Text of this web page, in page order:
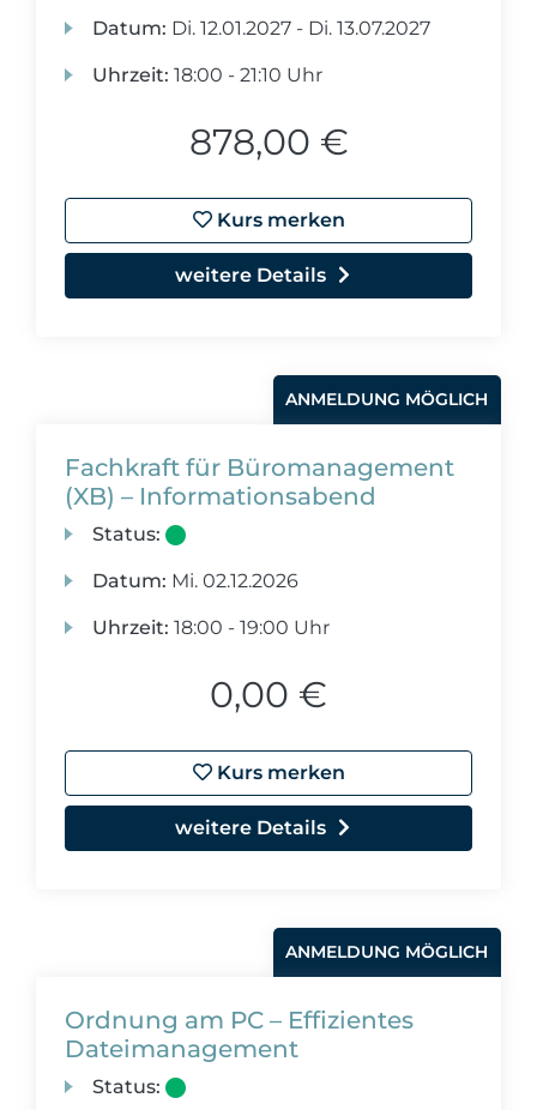
Datum: Di. 12.01.2027 - Di. 13.07.2027
Uhrzeit: 18:00 - 21:10 Uhr
878,00 €
Kurs merken
weitere Details
ANMELDUNG MÖGLICH
Fachkraft für Büromanagement
(XB) – Informationsabend
Status:
Datum: Mi. 02.12.2026
Uhrzeit: 18:00 - 19:00 Uhr
0,00 €
Kurs merken
weitere Details
ANMELDUNG MÖGLICH
Ordnung am PC – Effizientes
Dateimanagement
Status: